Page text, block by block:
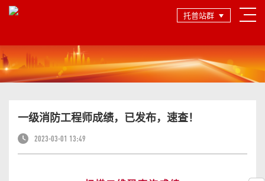
托普站群
一级消防工程师成绩，已发布，速查！
2023-03-01 13:49